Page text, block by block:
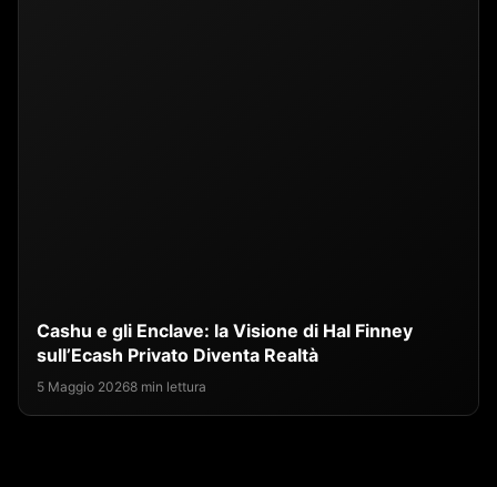
Cashu e gli Enclave: la Visione di Hal Finney
sull’Ecash Privato Diventa Realtà
5 Maggio 20268 min lettura